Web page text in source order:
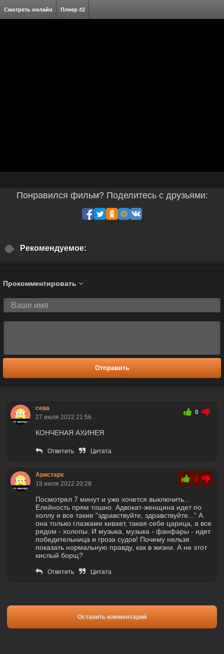
Смотреть онлайн Плеер #2
Понравился фильм? Поделитесь с друзьями:
Рекомендуемое:
Прокомментировать
Отправить
ceвa
27 июля 2022 21:56
0
КОНЧЕНАЯ АХИНЕЯ
Ответить Цитата
Аристарх
18 июля 2022 20:28
-1
Посмотрел 7 минут и уже хочется выключить...
Елейность прям тошно. Адвокат-женщина идет по
холлу и все такие "здравствуйте, здравствуйте..." А
она только глазками кивает, такая себе царица, а все
рядом - холопы. И музыка, музыка - фанфары - идет
победительница и гроза судов! Почему нельзя
показать нормальную правду, как в жизни. А не этот
кислый борщ?
Ответить Цитата
Оставить комментарий